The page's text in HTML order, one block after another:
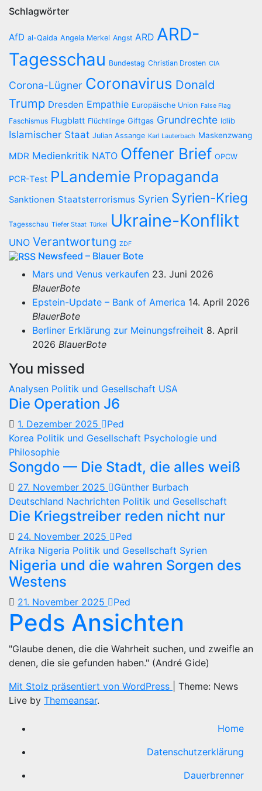
Schlagwörter
AfD al-Qaida Angela Merkel Angst ARD ARD-
Tagesschau Bundestag Christian Drosten CIA
Corona-Lügner Coronavirus Donald
Trump Dresden Empathie Europäische Union False Flag
Faschismus Flugblatt Flüchtlinge Giftgas Grundrechte Idlib
Islamischer Staat Julian Assange Karl Lauterbach Maskenzwang
MDR Medienkritik NATO Offener Brief OPCW
PCR-Test PLandemie Propaganda
Sanktionen Staatsterrorismus Syrien Syrien-Krieg
Tagesschau Tiefer Staat Türkei Ukraine-Konflikt
UNO Verantwortung ZDF
Newsfeed – Blauer Bote
Mars und Venus verkaufen 23. Juni 2026
BlauerBote
Epstein-Update – Bank of America 14. April 2026
BlauerBote
Berliner Erklärung zur Meinungsfreiheit 8. April
2026 BlauerBote
You missed
Analysen Politik und Gesellschaft USA
Die Operation J6
1. Dezember 2025
Ped
Korea Politik und Gesellschaft Psychologie und
Philosophie
Songdo — Die Stadt, die alles weiß
27. November 2025
Günther Burbach
Deutschland Nachrichten Politik und Gesellschaft
Die Kriegstreiber reden nicht nur
24. November 2025
Ped
Afrika Nigeria Politik und Gesellschaft Syrien
Nigeria und die wahren Sorgen des
Westens
21. November 2025 Ped
Peds Ansichten
"Glaube denen, die die Wahrheit suchen, und zweifle an
denen, die sie gefunden haben." (André Gide)
Mit Stolz präsentiert von WordPress
Theme: News
Live by Themeansar.
Home
Datenschutzerklärung
Dauerbrenner